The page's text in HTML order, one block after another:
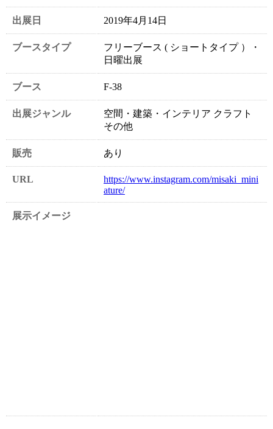
出展日 2019年4月14日
ブースタイプ
フリーブース ( ショートタイプ ）・
日曜出展
ブース F-38
出展ジャンル
空間・建築・インテリア クラフト
その他
販売 あり
URL
https://www.instagram.com/misaki_mini
ature/
展示イメージ